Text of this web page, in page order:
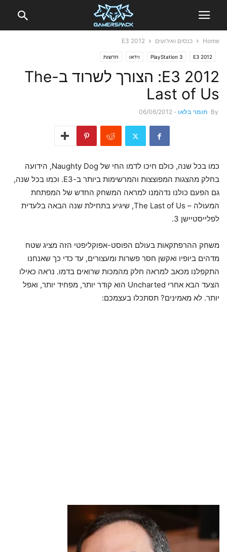
Home כנסים ואירועים E3 2012
E3 2012
PlayStation 3 וידאו חדשות
E3 2012: הצורך לשרוד ב-The
Last of Us
By תומר בלאו -
06/06/2012
כמו בכל שנה, כולם חיכו לדמו החי של Naughty Dog, הידועה
בחלק מהצגות המפוצצות והמרשימות ביותר ב-E3. וכמו בכל שנה,
גם הפעם כולנו נדהמנו למראה המשחק החדש של המפתחת
המעולה – The Last of Us, שיגיע בתחילת שנה הבאה בלעדית
לפלייסטיישן 3.
משחק ההרפתקאות בעולם הפוסט-אפוקליפטי הזה מציג שטח
מדהים ביופיו ואקשן חסר פשרות ומעצורים, עד כדי כך שאנחנו
התקפלנו מכאב למראה חלק מהמכות שרואים בדמו. נראה כאילו
הצעד הבא אחרי Uncharted הוא קודר יותר, מפחיד יותר, ואפל
יותר. לא מאמינים? תסתכלו בעצמכם: